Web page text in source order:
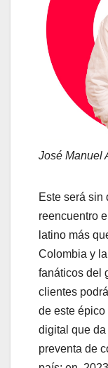
José Manuel
Este será sin
reencuentro
latino más
Colombia y
fanáticos del
clientes
de este épico
digital que
preventa de